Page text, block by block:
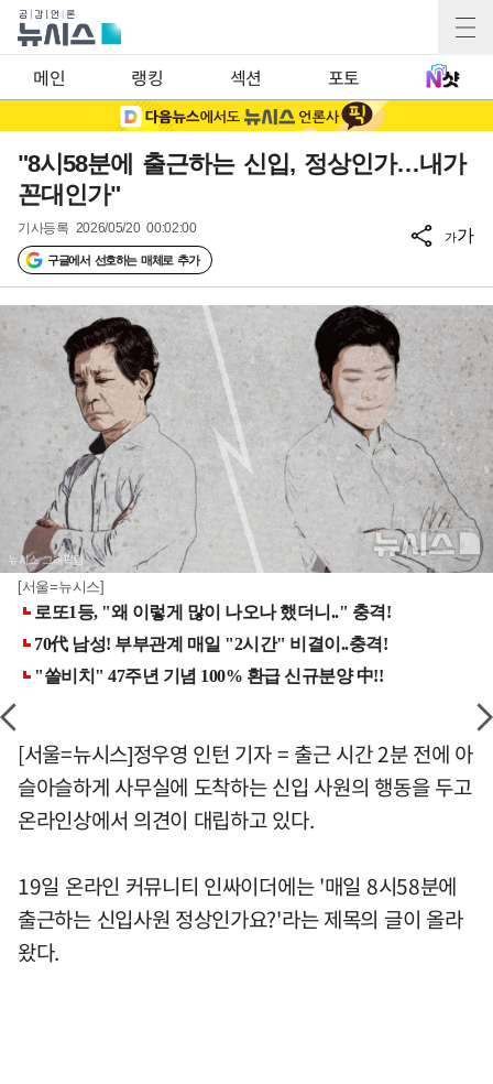
메인 랭킹 섹션 포토
"8시58분에 출근하는 신입, 정상인가…내가
꼰대인가"
기사등록 2026/05/20 00:02:00
구글에서 선호하는 매체로 추가
가가
[서울=뉴시스]
[서울=뉴시스]정우영 인턴 기자 = 출근 시간 2분 전에 아
슬아슬하게 사무실에 도착하는 신입 사원의 행동을 두고
온라인상에서 의견이 대립하고 있다.
19일 온라인 커뮤니티 인싸이더에는 '매일 8시58분에
출근하는 신입사원 정상인가요?'라는 제목의 글이 올라
왔다.